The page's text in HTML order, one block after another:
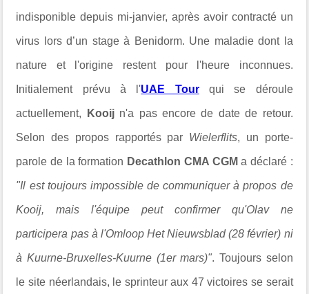
indisponible depuis mi-janvier, après avoir contracté un
virus lors d’un stage à Benidorm. Une maladie dont la
nature et l'origine restent pour l'heure inconnues.
Initialement prévu à l'UAE Tourqui se déroule
actuellement, Kooijn'a pas encore de date de retour.
Selon des propos rapportés par Wielerflits, un porte-
parole de la formation Decathlon CMA CGM a déclaré :
"Il est toujours impossible de communiquer à propos de
Kooij, mais l'équipe peut confirmer qu'Olav ne
participera pas à l'Omloop Het Nieuwsblad (28 février) ni
à Kuurne-Bruxelles-Kuurne (1er mars)". Toujours selon
le site néerlandais, le sprinteur aux 47 victoires se serait